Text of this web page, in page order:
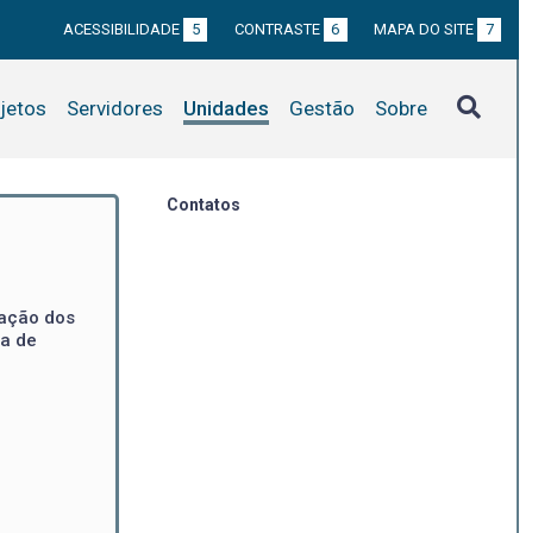
ACESSIBILIDADE 5 CONTRASTE 6 MAPA DO SITE 7
Servidores Unidades Gestão Sobre
dos
de
Contatos